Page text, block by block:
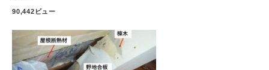
90,442ビュー